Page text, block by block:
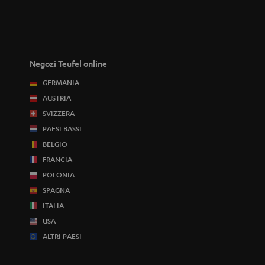
Negozi Teufel online
GERMANIA
AUSTRIA
SVIZZERA
PAESI BASSI
BELGIO
FRANCIA
POLONIA
SPAGNA
ITALIA
USA
ALTRI PAESI